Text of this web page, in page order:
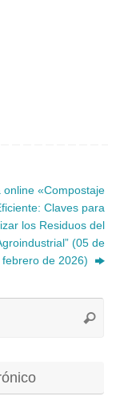
online «Compostaje
Claves para
los Residuos del
(05 de
febrero de 2026)